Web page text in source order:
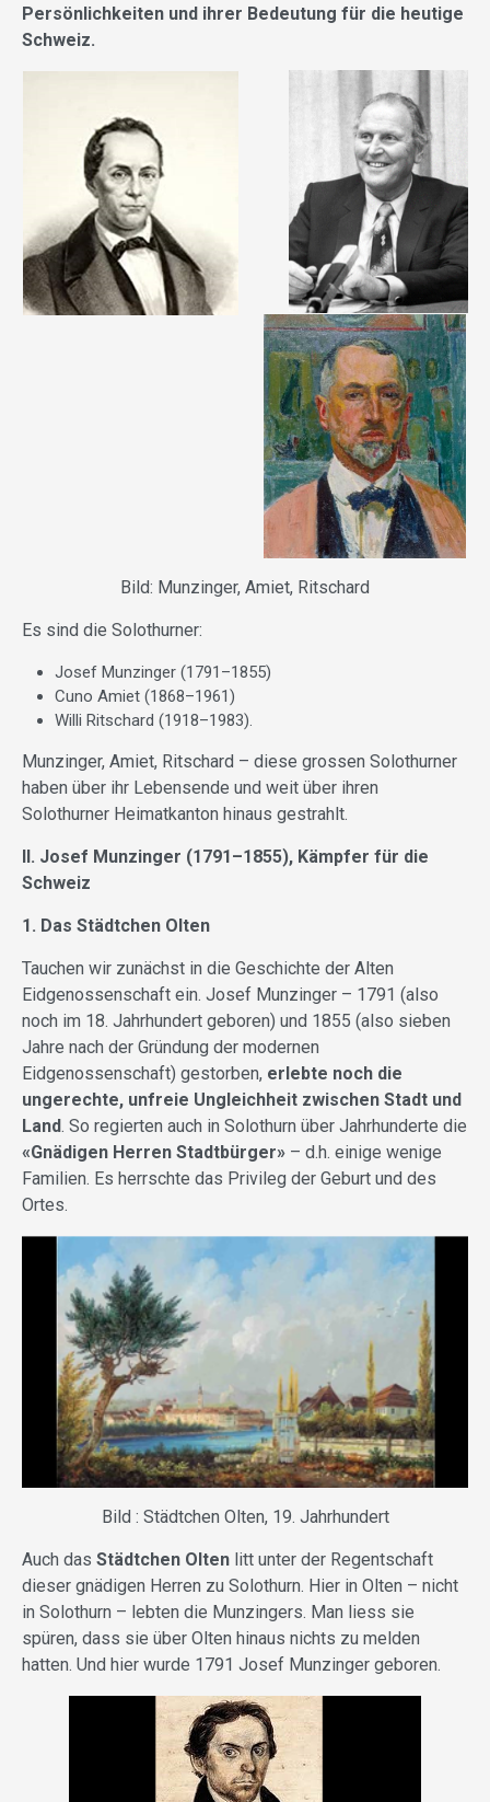
Persönlichkeiten und ihrer Bedeutung für die heutige
Schweiz.
Bild: Munzinger, Amiet, Ritschard
Es sind die Solothurner:
Josef Munzinger (1791–1855)
Cuno Amiet (1868–1961)
Willi Ritschard (1918–1983).
Munzinger, Amiet, Ritschard – diese grossen Solothurner
haben über ihr Lebensende und weit über ihren
Solothurner Heimatkanton hinaus gestrahlt.
II. Josef Munzinger (1791–1855), Kämpfer für die
Schweiz
1. Das Städtchen Olten
Tauchen wir zunächst in die Geschichte der Alten
Eidgenossenschaft ein. Josef Munzinger – 1791 (also
noch im 18. Jahrhundert geboren) und 1855 (also sieben
Jahre nach der Gründung der modernen
Eidgenossenschaft) gestorben, erlebte noch die
ungerechte, unfreie Ungleichheit zwischen Stadt und
Land. So regierten auch in Solothurn über Jahrhunderte die
«Gnädigen Herren Stadtbürger» – d.h. einige wenige
Familien. Es herrschte das Privileg der Geburt und des
Ortes.
Bild : Städtchen Olten, 19. Jahrhundert
Auch das Städtchen Olten litt unter der Regentschaft
dieser gnädigen Herren zu Solothurn. Hier in Olten – nicht
in Solothurn – lebten die Munzingers. Man liess sie
spüren, dass sie über Olten hinaus nichts zu melden
hatten. Und hier wurde 1791 Josef Munzinger geboren.